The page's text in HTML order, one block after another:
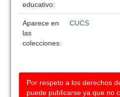
educativo:
Aparece en
las
colecciones:
CUCS
Por respeto a los derechos
puede publicarse ya que no